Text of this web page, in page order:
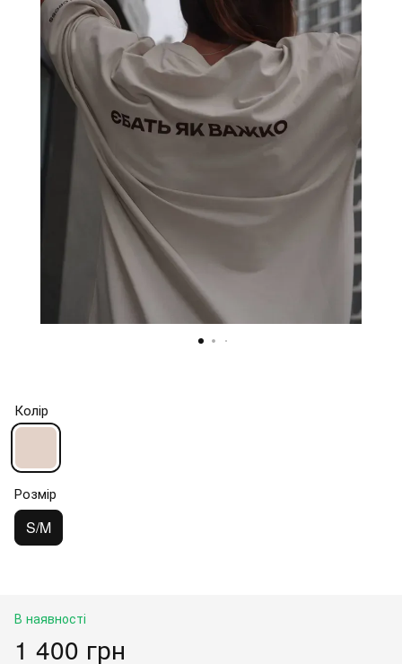
Колір
Розмір
S/M
В наявності
1 400 грн